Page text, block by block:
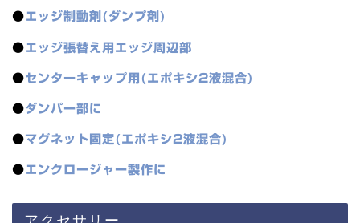
●エッジ制動剤(ダンプ剤)
●エッジ張替え用エッジ周辺部
●センターキャップ用(エポキシ2液混合)
●ダンパー部に
●マグネット固定(エポキシ2液混合)
●エンクロージャー製作に